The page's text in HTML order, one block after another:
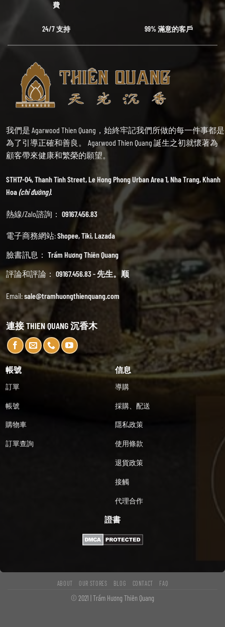
費
24/7 支持 99% 滿意的客戶
我們是 Agarwood Thien Quang，始終牢記我們所做的每一件事都是
為了引導正確和善良。 Agarwood Thien Quang 誕生之初就懷著為
顧客帶來健康和繁榮的願望。
STH17-04, Thanh Tinh Street, Le Hong Phong Urban Area 1, Nha Trang, Khanh
Hoa(chỉ đường).
熱線/Zalo諮詢： 09167.456.83
電子商務網站:Shopee,Tiki,Lazada
臉書訊息： Trầm Hương Thiên Quang
評論和評論： 09167.456.83 - 先生。顺
Email:sale@tramhuongthienquang.com
連接 THIEN QUANG 沉香木
帳號
訂單
帳號
購物車
訂單查詢
信息
導購
採購、配送
隱私政策
使用條款
退貨政策
接觸
代理合作
證書
ABOUT OUR STORES BLOG CONTACT FAQ
© 2021 | Trầm Hương Thiên Quang